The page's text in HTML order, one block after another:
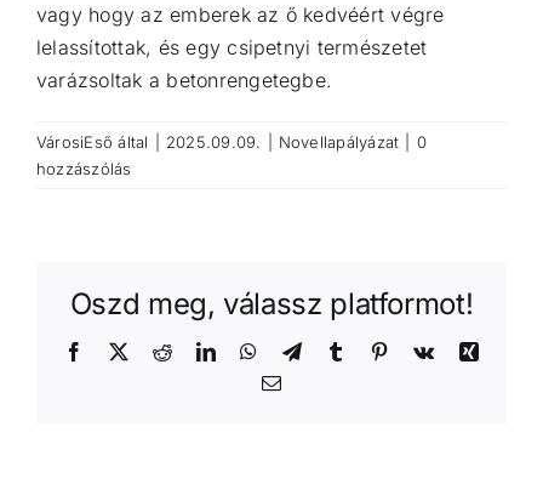
vagy hogy az emberek az ő kedvéért végre
lelassítottak, és egy csipetnyi természetet
varázsoltak a betonrengetegbe.
VárosiEső által 2025.09.09. Novellapályázat
0
hozzászólás
Oszd meg, válassz platformot!
Facebook
X RedditLinkedInWhatsApp
TelegramTumblr Pinterest
Vk
Xing
Email: